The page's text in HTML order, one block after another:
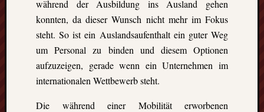
während der Ausbildung ins Ausland gehen
konnten, da dieser Wunsch nicht mehr im Fokus
steht. So ist ein Auslandsaufenthalt ein guter Weg
um Personal zu binden und diesem Optionen
aufzuzeigen, gerade wenn ein Unternehmen im
internationalen Wettbewerb steht.
Die während einer Mobilität erworbenen